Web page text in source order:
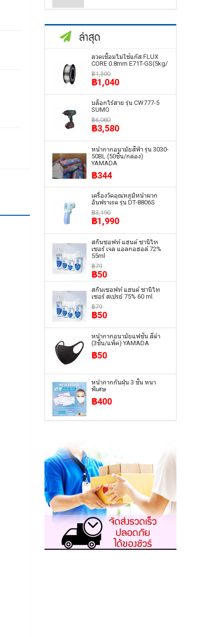
ล่าสุด
ลวดเชื่อมไม่ใช้แก๊ส FLUX
CORE 0.8mm E71T-GS(5kg/
฿1,300
฿1,040
บล็อกไร้สาย รุ่น CW777-5
SUMO
฿6,080
฿3,580
หน้ากากอนามัยสีฟ้า รุ่น 3030-
50BL (50ชิ้น/กล่อง)
YAMADA
฿344
เครื่องวัดอุณหภูมิหน้าผาก
อินฟราเรด รุ่น DT-8806S
฿3,190
฿1,990
สกินซอฟท์ แฮนด์ ซานิไท
เซอร์ เจล แอลกอฮอล์ 72%
55ml
฿79
฿50
สกินเซอฟท์ แฮนด์ ซานิไท
เซอร์ สเปรย์ 75% 60 ml.
฿79
฿50
หน้ากากอนามัยแฟชั่น สีดำ
(3ชิ้น/แพ็ค) YAMADA
฿50
หน้ากากกันฝุ่น 3 ชั้น หนา
พิเศษ
฿400